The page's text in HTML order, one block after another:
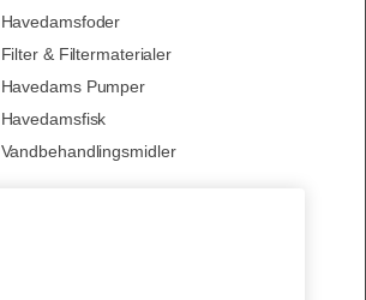
Havedamsfoder
Filter & Filtermaterialer
Havedams Pumper
Havedamsfisk
Vandbehandlingsmidler